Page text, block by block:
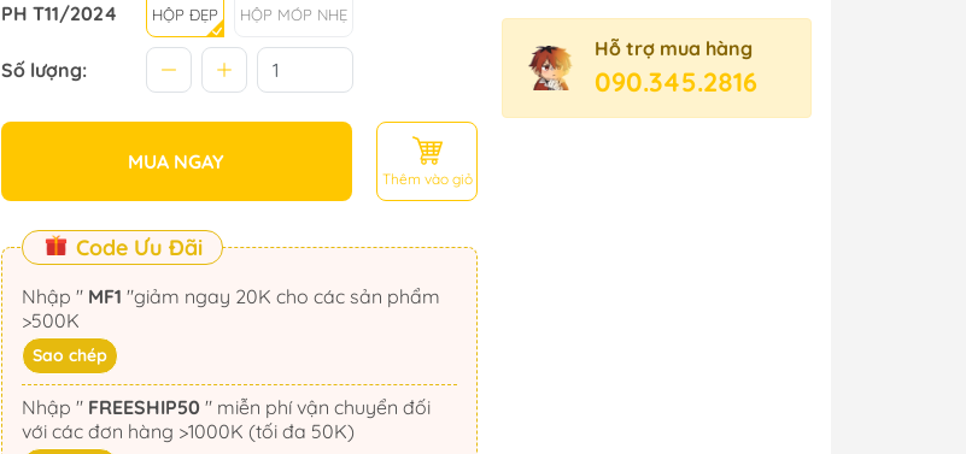
PH T11/2024 HỘP ĐẸP HỘP MÓP NHẸ
Số lượng:
MUA NGAY
Thêm vào giỏ
Code Ưu Đãi
Nhập " MF1
>500K
Sao chép
Nhập " FREESHIP50" miễn phí vận chuyển đối
với các đơn hàng >1000K (tối đa 50K)
Hỗ trợ mua hàng
090.345.2816